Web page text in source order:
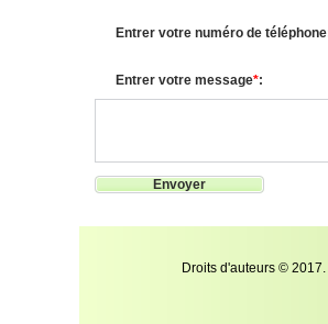
Envoyer
Entrer votre message*:
Entrer votre numéro de
Droits d'auteurs ©